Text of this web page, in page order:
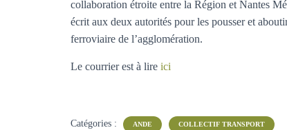
collaboration étroite entre la Région et Nantes
écrit aux deux autorités pour les pousser et
ferroviaire de l’agglomération.
Le courrier est à lire ici
Catégories : ANDE COLLECTIF TRANSPORT